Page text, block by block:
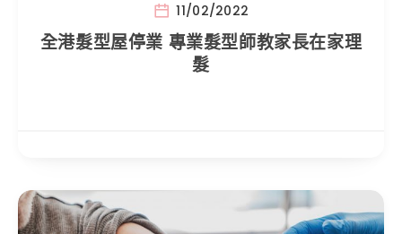
11/02/2022
全港髮型屋停業 專業髮型師教家長在家理
髮